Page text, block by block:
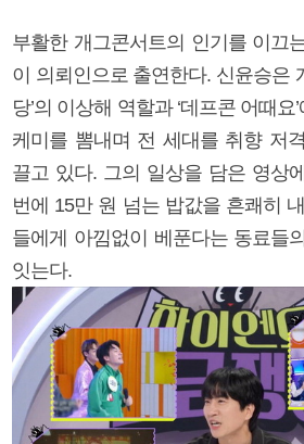
부활한 개그콘서트의 인기를 이끄
이 의뢰인으로 출연한다. 신윤승은
당’의 이상해 역할과 ‘데프콘 어때
케미를 뽐내며 전 세대를 취향 저
끌고 있다. 그의 일상을 담은 영상
번에 15만 원 넘는 밥값을 흔쾌히
들에게 아낌없이 베푼다는 동료들
잇는다.